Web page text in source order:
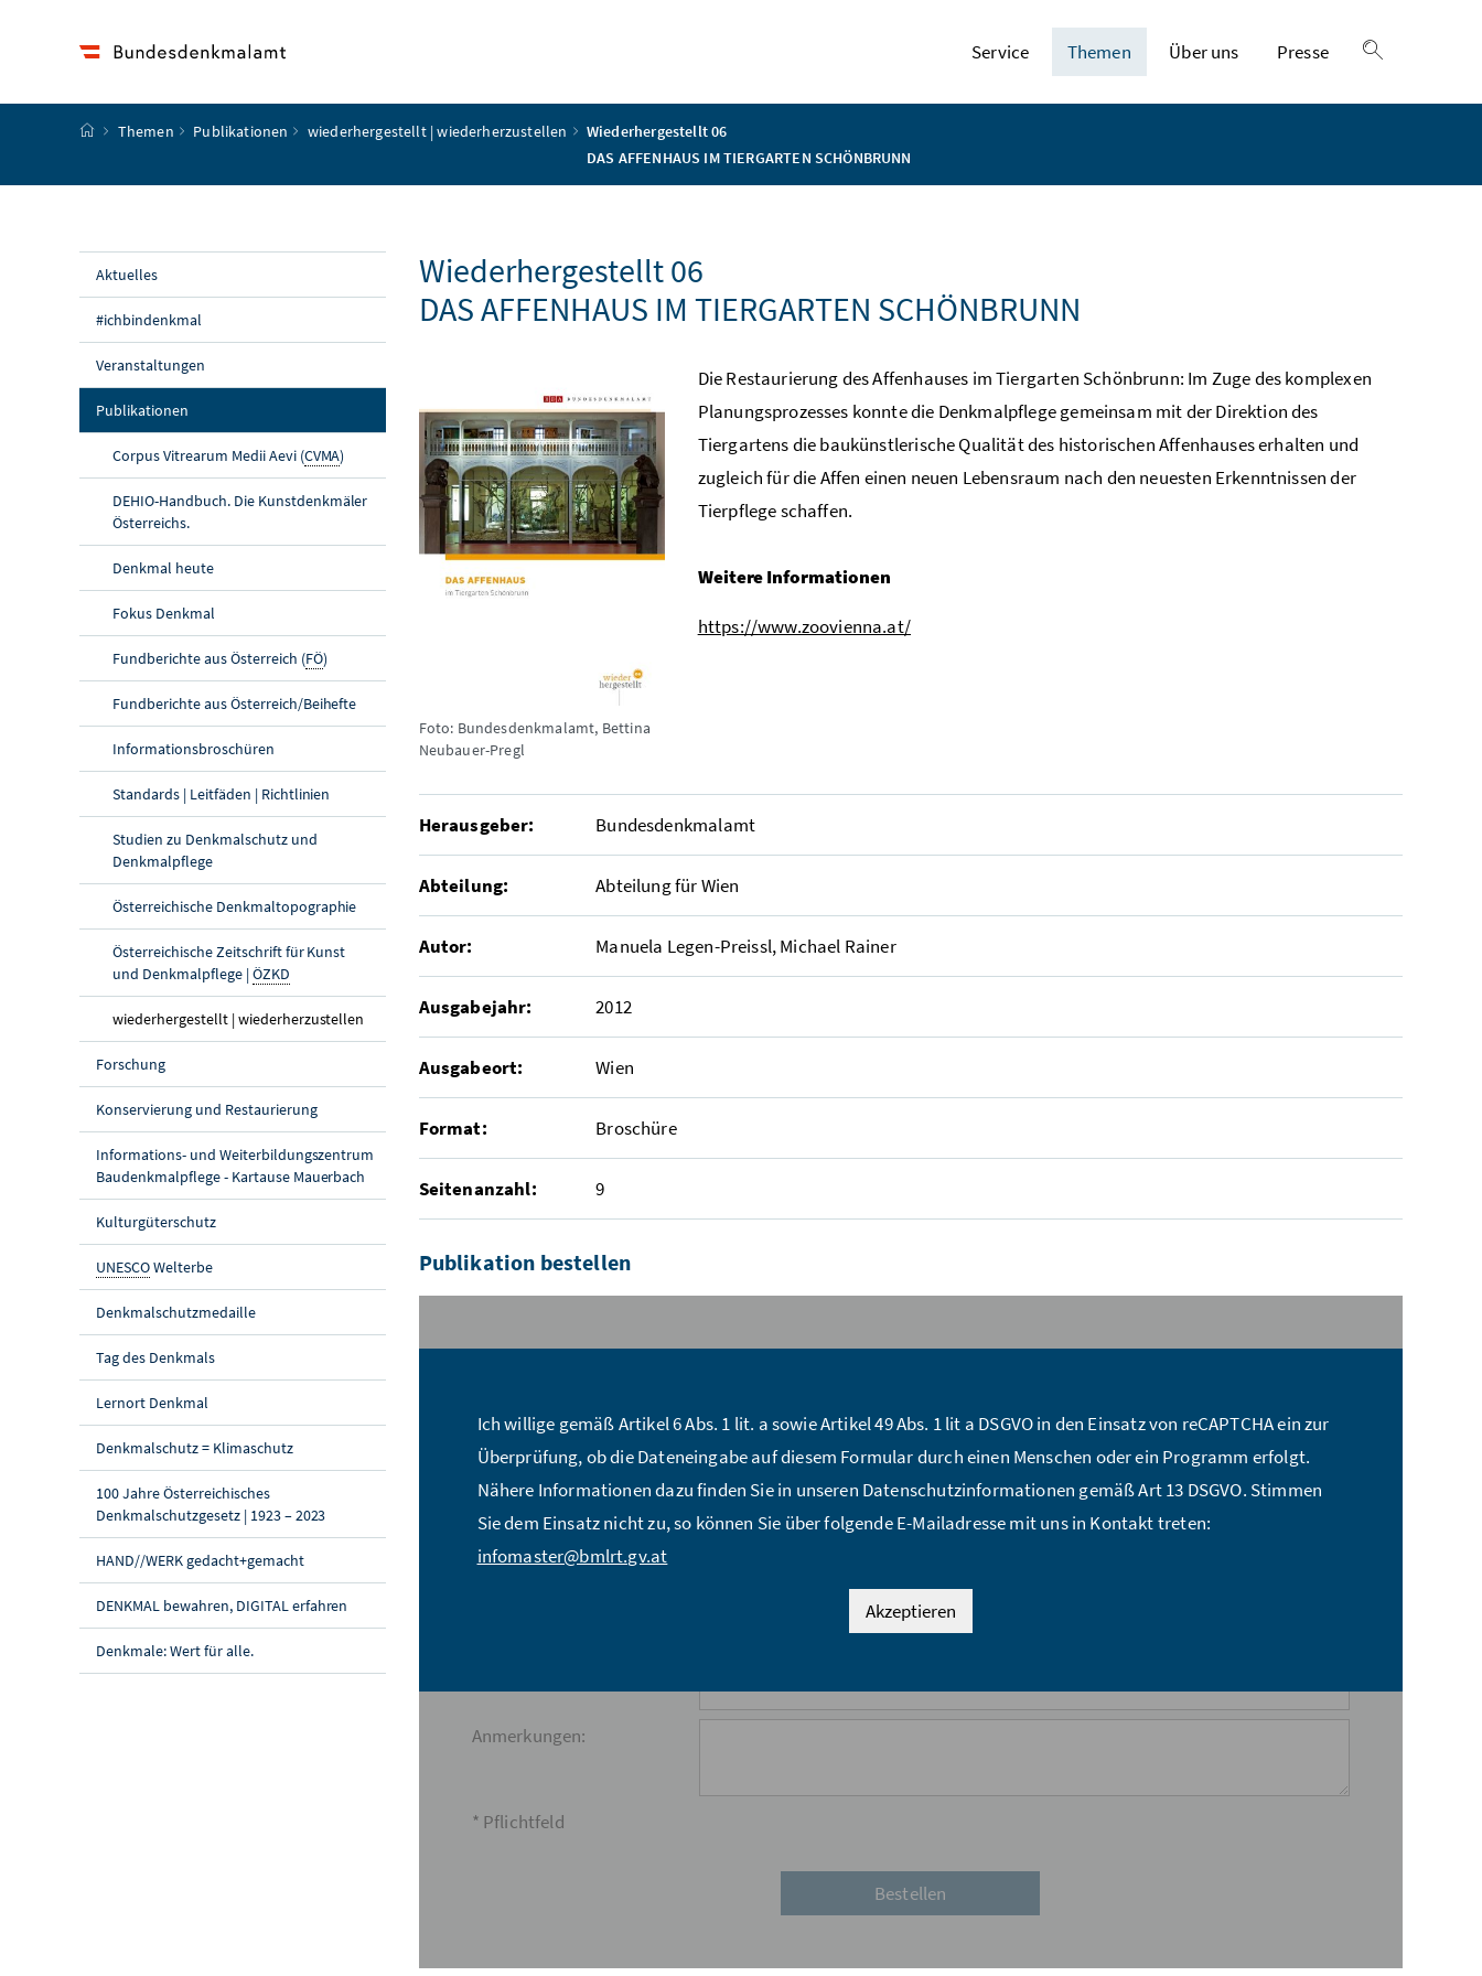
Service Themen Über uns
Presse
Startseite
Themen Publikationen wiederhergestellt | wiederherzustellen
Wiederhergestellt 06
DAS AFFENHAUS IM TIERGARTEN SCHÖNBRUNN
Aktuelles
#ichbindenkmal
Veranstaltungen
Publikationen(aktuelle Seite)
Corpus Vitrearum Medii Aevi (CVMA)
DEHIO-Handbuch. Die Kunstdenkmäler
Österreichs.
Denkmal heute
Fokus Denkmal
Fundberichte aus Österreich (FÖ)
Fundberichte aus Österreich/Beihefte
Informationsbroschüren
Standards | Leitfäden | Richtlinien
Studien zu Denkmalschutz und
Denkmalpflege
Österreichische Denkmaltopographie
Österreichische Zeitschrift für Kunst
und Denkmalpflege |ÖZKD
wiederhergestellt | wiederherzustellen (aktuelle Seite)
Forschung
Konservierung und Restaurierung
Informations- und Weiterbildungszentrum
Baudenkmalpflege - Kartause Mauerbach
Kulturgüterschutz
UNESCOWelterbe
Denkmalschutzmedaille
Tag des Denkmals
Lernort Denkmal
Denkmalschutz = Klimaschutz
100 Jahre Österreichisches
Denkmalschutzgesetz | 1923 – 2023
HAND//WERK gedacht+gemacht
DENKMAL bewahren, DIGITAL erfahren
Denkmale: Wert für alle.
Wiederhergestellt 06
DAS AFFENHAUS IM TIERGARTEN SCHÖNBRUNN
Foto: Bundesdenkmalamt, Bettina
Neubauer-Pregl
Die Restaurierung des Affenhauses im Tiergarten Schönbrunn: Im Zuge des komplexen
Planungsprozesses konnte die Denkmalpflege gemeinsam mit der Direktion des
Tiergartens die baukünstlerische Qualität des historischen Affenhauses erhalten und
zugleich für die Affen einen neuen Lebensraum nach den neuesten Erkenntnissen der
Tierpflege schaffen.
Weitere Informationen
https://www.zoovienna.at/
Herausgeber: Bundesdenkmalamt
Abteilung: Abteilung für Wien
Autor: Manuela Legen-Preissl, Michael Rainer
Ausgabejahr: 2012
Ausgabeort: Wien
Format: Broschüre
Seitenanzahl: 9
Publikation bestellen
Ich willige gemäß Artikel 6 Abs. 1 lit. a sowie Artikel 49 Abs. 1 lit a DSGVO in den Einsatz von reCAPTCHA ein zur
Überprüfung, ob die Dateneingabe auf diesem Formular durch einen Menschen oder ein Programm erfolgt.
Nähere Informationen dazu finden Sie in unseren Datenschutzinformationen gemäß Art 13 DSGVO. Stimmen
Sie dem Einsatz nicht zu, so können Sie über folgende E-Mailadresse mit uns in Kontakt treten:
infomaster@bmlrt.gv.at
Akzeptieren
Name:*
E-Mail Adresse:*
Straße:*
Anmerkungen:
* Pflichtfeld